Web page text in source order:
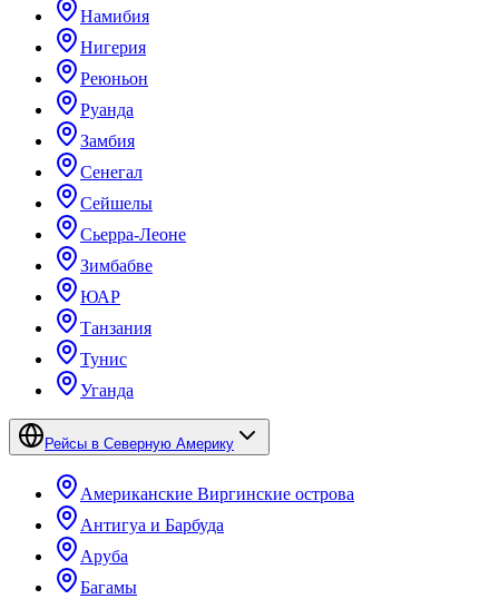
Намибия
Нигерия
Реюньон
Руанда
Замбия
Сенегал
Сейшелы
Сьерра-Леоне
Зимбабве
ЮАР
Танзания
Тунис
Уганда
Рейсы в Северную Америку
Американские Виргинские острова
Антигуа и Барбуда
Аруба
Багамы